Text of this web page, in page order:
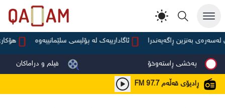
بەنزین ڕاگەیەندرا ئاگادارییەک لە پۆلیسی سلێمانییەوە هۆکاری
پەخشی ڕاستەوخۆ
فیلم و دراماکان
ڕادیۆی قەڵەمFM 97.7